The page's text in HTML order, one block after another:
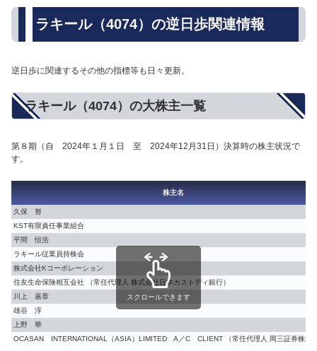
ラキール（4074）の逆日歩関連情報
逆日歩に関連するその他の指標等も日々更新。
ラキール（4074）の大株主一覧
第８期（自 2024年１月１日 至 2024年12月31日）決算時の株主状況で
す。
株主名
久保 努
KST有限責任事業組合
平間 恒浩
ラキール従業員持株会
株式会社Kコーポレーション
住友生命保険相互会社 （常任代理人 株式会社日本カストディ銀行）
川上 嘉章
雄谷 淳
上野 華
OCASAN INTERNATIONAL（ASIA）LIMITED A／C CLIENT （常任代理人 岡三証券株式
スクロールできます